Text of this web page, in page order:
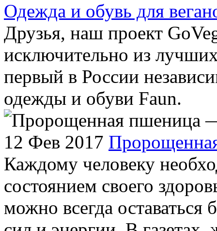
Одежда и обувь для
Друзья, наш проект
исключительно из
первый в России
одежды и обуви Faun.
12 Фев 2017
Каждому человеку
состоянием своего
можно всегда